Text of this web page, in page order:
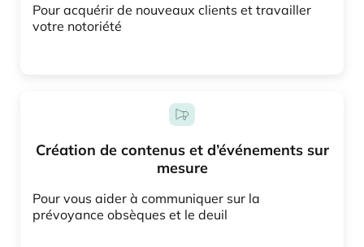
Pour acquérir de nouveaux clients et travailler
votre notoriété
Création de contenus et d’événements sur
mesure
Pour vous aider à communiquer sur la
prévoyance obsèques et le deuil